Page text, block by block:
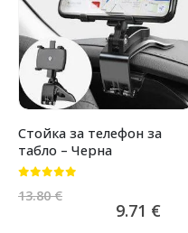
Стойка за телефон за
табло – Черна
13.80€
9.71 €